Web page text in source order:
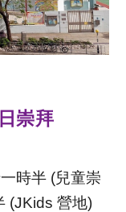
崇拜
時半 (兒童崇
(JKids 營地)